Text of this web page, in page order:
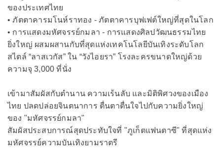
ของประเทศไทย
• ภัตตาคารมโนห์ราทอง - ภัตตาคารบุฟเฟต์ใหญ่ที่สุดในโลก
• การแสดงมหัศจรรย์กมลา - การแสดงศิลปวัฒนธรรมไทย
ยิ่งใหญ่ ผสมผสานกับที่สุดแห่งเทคโนโลยีบันเทิงระดับโลก
สไตล์ “ลาสเวกัส” ใน “วังไอยรา” โรงละครขนาดใหญ่ด้วย
ความจุ 3,000 ที่นั่ง
เข้ามาสัมผัสกับตำนาน ความเร้นลับ และมิติพิศวงของเมือง
ไทย ปลดปล่อยจินตนาการ ตื่นตาตื่นใจไปกับความยิ่งใหญ่
ของ "มหัศจรรย์กมลา"
สัมผัสประสบการณ์สุดประทับใจที่ "ภูเก็ตแฟนตาซี" ที่สุดแห่ง
มหัศจรรย์ความบันเทิงยามราตรี